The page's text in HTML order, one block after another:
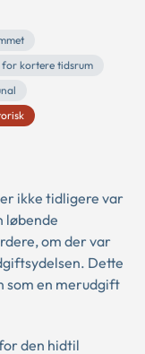
for kortere tidsrum
ikke tidligere var
løbende
om der var
Dette
som en merudgift
den hidtil